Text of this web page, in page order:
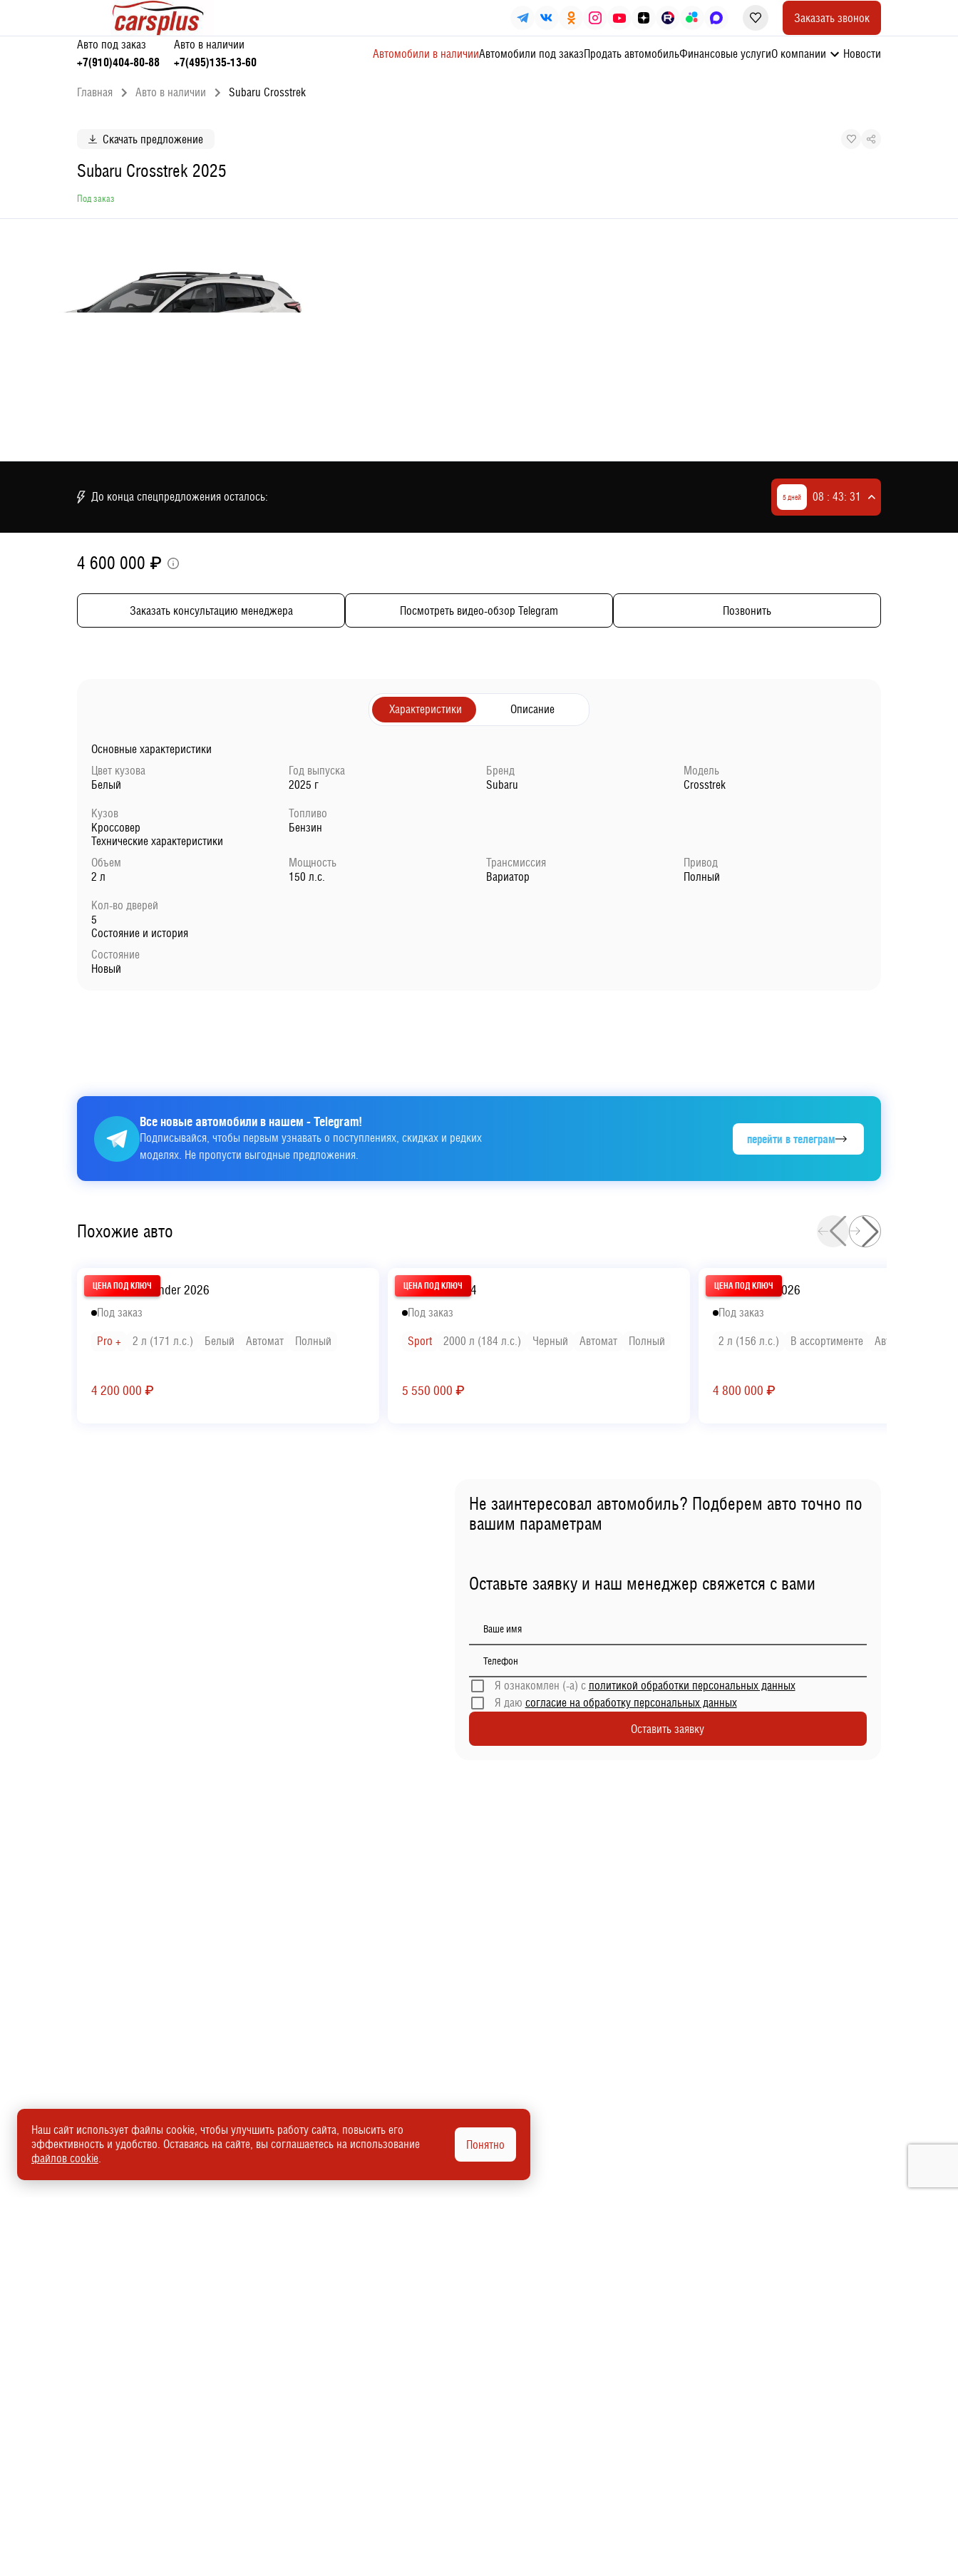
Заказать звонок
Авто под заказ
+7(910)404-80-88
Авто в наличии
+7(495)135-13-60
Автомобили в наличииАвтомобили под заказПродать автомобильФинансовые услугиО компании Новости
Главная Авто в наличии Subaru Crosstrek
Скачать предложение
Subaru Crosstrek 2025
Под заказ
До конца спецпредложения осталось: 5 дней 08 : 43: 30
4 600 000 ₽
Заказать консультацию менеджера Посмотреть видео-обзор Telegram Позвонить
Характеристики Описание
Основные характеристики
Цвет кузова
Белый
Год выпуска
2025 г
Бренд
Subaru
Модель
Crosstrek
Кузов
Кроссовер
Топливо
Бензин
Технические характеристики
Объем
2 л
Мощность
150 л.с.
Трансмиссия
Вариатор
Привод
Полный
Кол-во дверей
5
Состояние и история
Состояние
Новый
Все новые автомобили в нашем - Telegram!
Подписывайся, чтобы первым узнавать о поступлениях, скидках и редких
моделях. Не пропусти выгодные предложения.
перейти в телеграм
Похожие авто
Toyota Wildlander 2026
Под заказ
Pro + 2 л (171 л.с.) Белый Автомат Полный
4 200 000 ₽
BMW X 3 2024
Под заказ
Sport 2000 л (184 л.с.) Черный Автомат Полный
5 550 000 ₽
Mazda CX 5 2026
Под заказ
2 л (156 л.с.) В ассортименте Автомат
4 800 000 ₽
Не заинтересовал автомобиль? Подберем авто точно по
вашим параметрам
Оставьте заявку и наш менеджер свяжется с вами
Ваше имя
Телефон
Я ознакомлен (-а) с политикой обработки персональных данных
Я даю согласие на обработку персональных данных
Оставить заявку
Наш сайт использует файлы cookie, чтобы улучшить работу сайта, повысить его
эффективность и удобство. Оставаясь на сайте, вы соглашаетесь на использование
файлов cookie.
Понятно